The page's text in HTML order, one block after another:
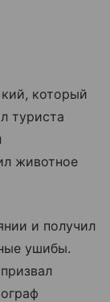
который
туриста
животное
и получил
ушибы.